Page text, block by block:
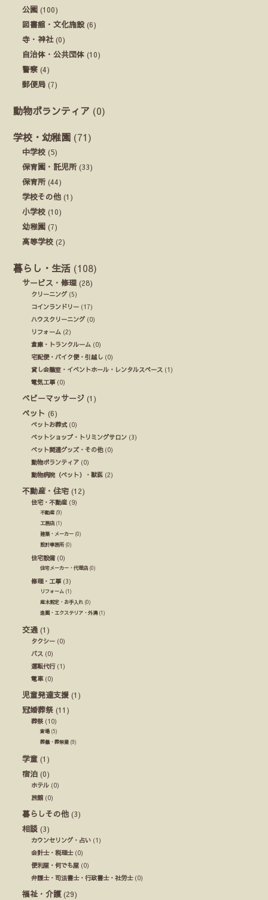
公園 (100)
図書館・文化施設(6)
寺・神社(0)
自治体・公共団体 (10)
警察 (4)
郵便局 (7)
動物ボランティア (0)
学校・幼稚園 (71)
中学校 (5)
保育園・託児所(33)
保育所(44)
学校その他 (1)
小学校 (10)
幼稚園 (7)
高等学校 (2)
暮らし・生活 (108)
サービス・修理 (28)
クリーニング(5)
コインランドリー (17)
ハウスクリーニング(0)
リフォーム (2)
倉庫・トランクルーム (0)
宅配便・バイク便・引越し (0)
貸し会議室・イベントホール・レンタルスペース (1)
電気工事(0)
ベビーマッサージ (1)
ペット (6)
ペットお葬式(0)
ペットショップ・トリミングサロン (3)
ペット関連グッズ・その他(0)
動物ボランティア (0)
動物病院（ペット）・獣医 (2)
不動産・住宅 (12)
住宅・不動産 (9)
不動産 (9)
工務店 (1)
建築・メーカー (0)
設計事務所(0)
住宅設備(0)
住宅メーカー・代理店 (0)
修理・工事(3)
リフォーム (1)
庭木剪定・お手入れ (0)
造園・エクステリア・外溝(1)
交通 (1)
タクシー (0)
バス (0)
運転代行(1)
電車(0)
児童発達支援 (1)
冠婚葬祭 (11)
葬祭(10)
斎場(5)
葬儀・葬祭業 (9)
学童 (1)
宿泊 (0)
ホテル (0)
旅館 (0)
暮らしその他 (3)
相談 (3)
カウンセリング・占い (1)
会計士・税理士(0)
便利屋・何でも屋 (0)
弁護士・司法書士・行政書士・社労士(0)
福祉・介護(29)